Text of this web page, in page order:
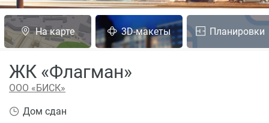
На карте 3D-макеты Планировки
ЖК «Флагман»
ООО «БИСК»
Дом сдан